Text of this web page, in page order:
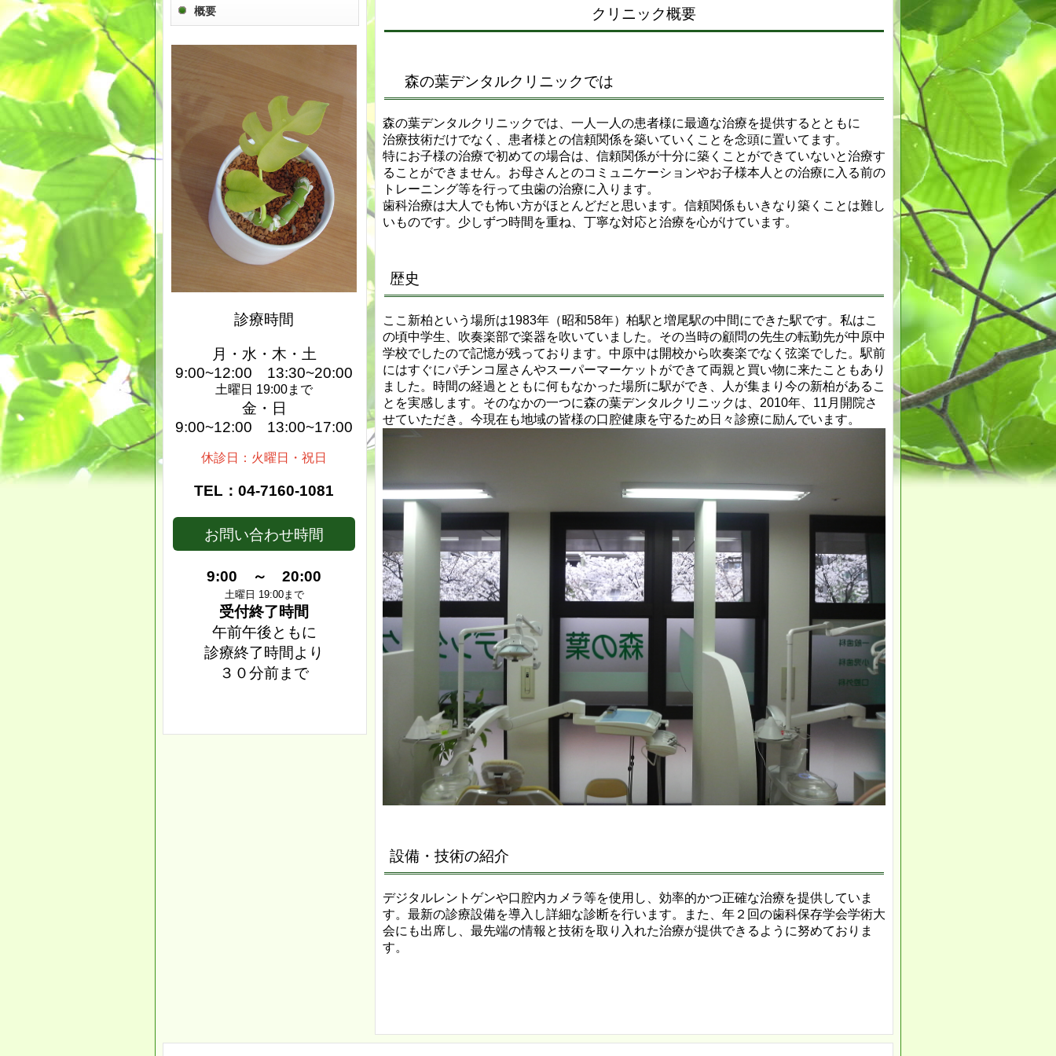
概要
診療時間
月・水・木・土
9:00~12:00 13:30~20:00
土曜日 19:00まで
金・日
9:00~12:00 13:00~17:00
休診日：火曜日・祝日
TEL：04-7160-1081
お問い合わせ時間
9:00 ～ 20:00
土曜日 19:00まで
受付終了時間
午前午後ともに
診療終了時間より
３０分前まで
クリニック概要
森の葉デンタルクリニックでは
森の葉デンタルクリニックでは、一人一人の患者様に最適な治療を提供するとともに
治療技術だけでなく、患者様との信頼関係を築いていくことを念頭に置いてます。
特にお子様の治療で初めての場合は、信頼関係が十分に築くことができていないと治療す
ることができません。お母さんとのコミュニケーションやお子様本人との治療に入る前の
トレーニング等を行って虫歯の治療に入ります。
歯科治療は大人でも怖い方がほとんどだと思います。信頼関係もいきなり築くことは難し
いものです。少しずつ時間を重ね、丁寧な対応と治療を心がけています。
歴史
ここ新柏という場所は1983年（昭和58年）柏駅と増尾駅の中間にできた駅です。私はこ
の頃中学生、吹奏楽部で楽器を吹いていました。その当時の顧問の先生の転勤先が中原中
学校でしたので記憶が残っております。中原中は開校から吹奏楽でなく弦楽でした。駅前
にはすぐにパチンコ屋さんやスーパーマーケットができて両親と買い物に来たこともあり
ました。時間の経過とともに何もなかった場所に駅ができ、人が集まり今の新柏があるこ
とを実感します。そのなかの一つに森の葉デンタルクリニックは、2010年、11月開院さ
せていただき。今現在も地域の皆様の口腔健康を守るため日々診療に励んでいます。
設備・技術の紹介
デジタルレントゲンや口腔内カメラ等を使用し、効率的かつ正確な治療を提供していま
す。最新の診療設備を導入し詳細な診断を行います。また、年２回の歯科保存学会学術大
会にも出席し、最先端の情報と技術を取り入れた治療が提供できるように努めておりま
す。